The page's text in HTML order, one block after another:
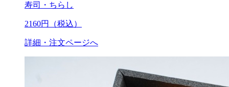
寿司・ちらし
2160円（税込）
詳細・注文ページへ